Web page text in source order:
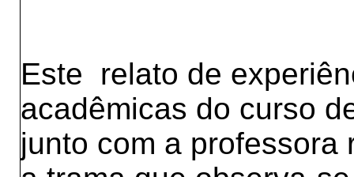
Este relato de
acadêmicas do curso
junto com a professora